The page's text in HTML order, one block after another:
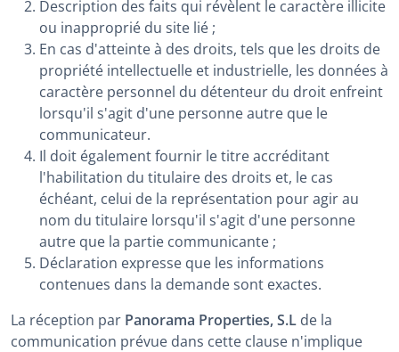
Description des faits qui révèlent le caractère illicite
ou inapproprié du site lié ;
En cas d'atteinte à des droits, tels que les droits de
propriété intellectuelle et industrielle, les données à
caractère personnel du détenteur du droit enfreint
lorsqu'il s'agit d'une personne autre que le
communicateur.
Il doit également fournir le titre accréditant
l'habilitation du titulaire des droits et, le cas
échéant, celui de la représentation pour agir au
nom du titulaire lorsqu'il s'agit d'une personne
autre que la partie communicante ;
Déclaration expresse que les informations
contenues dans la demande sont exactes.
La réception par Panorama Properties, S.L de la
communication prévue dans cette clause n'implique